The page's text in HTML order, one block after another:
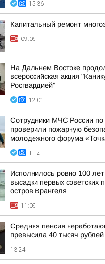
15:36
Капитальный ремонт
09:09
На Дальнем Востоке
всероссийская акция
Росгвардией"
12:01
Сотрудники МЧС России по
проверили пожарную
молодежного форума
11:21
Исполнилось ровно 100
высадки первых советских
остров Врангеля
11:09
Средняя пенсия
превысила 40 тысяч рублей
13:24